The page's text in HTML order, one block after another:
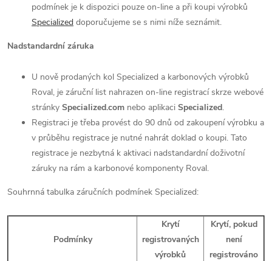
podmínek je k dispozici pouze on-line a při koupi výrobků
Specialized doporučujeme se s nimi níže seznámit.
Nadstandardní záruka
U nově prodaných kol Specialized a karbonových výrobků
Roval, je záruční list nahrazen on-line registrací skrze webové
stránky Specialized.com nebo aplikaci Specialized.
Registraci je třeba provést do 90 dnů od zakoupení výrobku a
v průběhu registrace je nutné nahrát doklad o koupi. Tato
registrace je nezbytná k aktivaci nadstandardní doživotní
záruky na rám a karbonové komponenty Roval.
Souhrnná tabulka záručních podmínek Specialized:
Podmínky
Krytí
registrovaných
výrobků
Krytí, pokud
není
registrováno